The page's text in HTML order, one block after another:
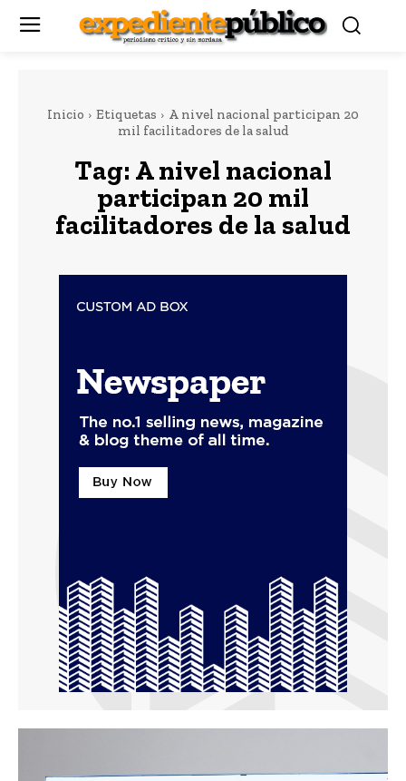
Inicio Etiquetas
A nivel nacional participan 20
mil facilitadores de la salud
Tag: A nivel nacional
participan 20 mil
facilitadores de la salud